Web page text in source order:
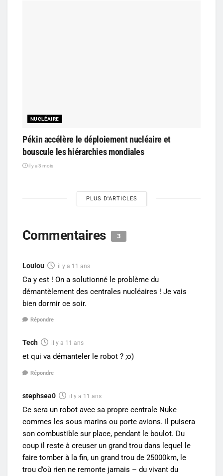
NUCLÉAIRE
Pékin accélère le déploiement nucléaire et
bouscule les hiérarchies mondiales
il y a 3 mois
PLUS D'ARTICLES
Commentaires 3
Loulou il y a 11 ans
Ca y est ! On a solutionné le problème du
démantèlement des centrales nucléaires ! Je vais
bien dormir ce soir.
Répondre
Tech il y a 11 ans
et qui va démanteler le robot ? ;o)
Répondre
stephsea0 il y a 11 ans
Ce sera un robot avec sa propre centrale Nuke
commes les sous marins ou porte avions. Il puisera
son combustible sur place, pendant le boulot. Du
coup il reste à creuser un grand trou dans lequel le
faire tomber à la fin, un grand trou de 25000km, le
trou d’où rien ne remonte jamais – du vivant du